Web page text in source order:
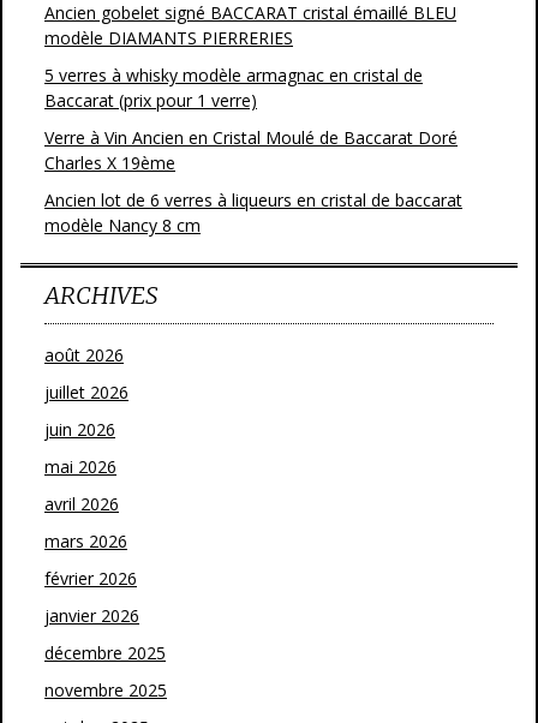
Ancien gobelet signé BACCARAT cristal émaillé BLEU
modèle DIAMANTS PIERRERIES
5 verres à whisky modèle armagnac en cristal de
Baccarat (prix pour 1 verre)
Verre à Vin Ancien en Cristal Moulé de Baccarat Doré
Charles X 19ème
Ancien lot de 6 verres à liqueurs en cristal de baccarat
modèle Nancy 8 cm
ARCHIVES
août 2026
juillet 2026
juin 2026
mai 2026
avril 2026
mars 2026
février 2026
janvier 2026
décembre 2025
novembre 2025